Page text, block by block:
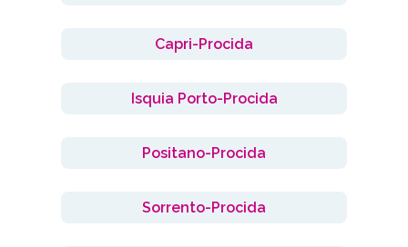
Capri-Procida
Isquia Porto-Procida
Positano-Procida
Sorrento-Procida